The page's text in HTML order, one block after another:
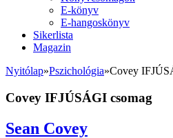
E-könyv
E-hangoskönyv
Sikerlista
Magazin
Nyitólap»Pszichológia»Covey
Covey IFJÚSÁGI csomag
Sean Covey